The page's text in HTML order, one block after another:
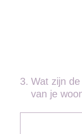
3. Wat zijn
van je